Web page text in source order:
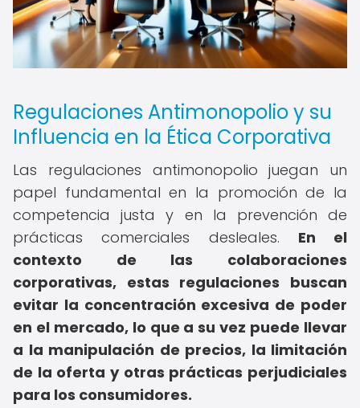
Regulaciones Antimonopolio y su
Influencia en la Ética Corporativa
Las regulaciones antimonopolio juegan un
papel fundamental en la promoción de la
competencia justa y en la prevención de
prácticas comerciales desleales. En el
contexto de las colaboraciones
corporativas, estas regulaciones buscan
evitar la concentración excesiva de poder
en el mercado, lo que a su vez puede llevar
a la manipulación de precios, la limitación
de la oferta y otras prácticas perjudiciales
para los consumidores.